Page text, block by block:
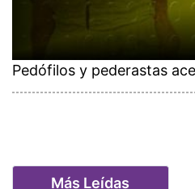
Pedófilos y pederastas
Más Leídas